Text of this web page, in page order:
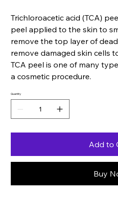
Trichloroacetic acid (TCA)
peel applied to the skin to
remove the top layer of
remove damaged skin cells
TCA peel is one of many
a cosmetic procedure.
Quantity
Add to
Buy